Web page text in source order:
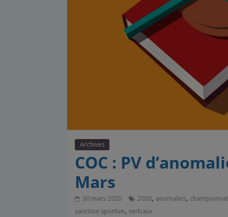
Archives
COC : PV
Mars
30 mars 2020 2020, anomalies, championnat
sanction sportive, verbaux